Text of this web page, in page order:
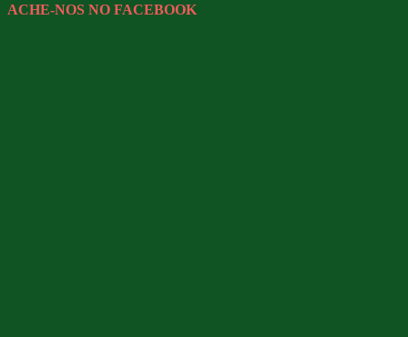
ACHE-NOS NO FACEBOOK